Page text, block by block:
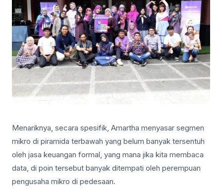
Menariknya, secara spesifik, Amartha menyasar segmen
mikro di piramida terbawah yang belum banyak tersentuh
oleh jasa keuangan formal, yang mana jika kita membaca
data, di poin tersebut banyak ditempati oleh perempuan
pengusaha mikro di pedesaan.